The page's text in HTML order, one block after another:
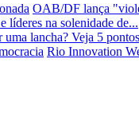
OAB/DF lança
líderes na solenidade de...
uma lancha? Veja 5
Rio Innovation